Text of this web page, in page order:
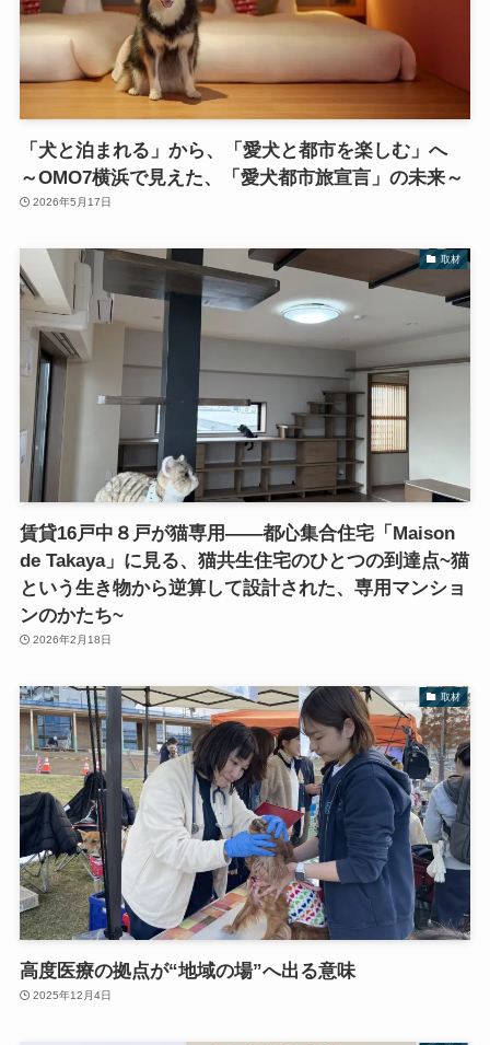
「犬と泊まれる」から、「愛犬と都市を楽しむ」へ
～OMO7横浜で見えた、「愛犬都市旅宣言」の未来～
2026年5月17日
取材
賃貸16戸中８戸が猫専用――都心集合住宅「Maison
de Takaya」に見る、猫共生住宅のひとつの到達点~猫
という生き物から逆算して設計された、専用マンショ
ンのかたち~
2026年2月18日
取材
高度医療の拠点が“地域の場”へ出る意味
2025年12月4日